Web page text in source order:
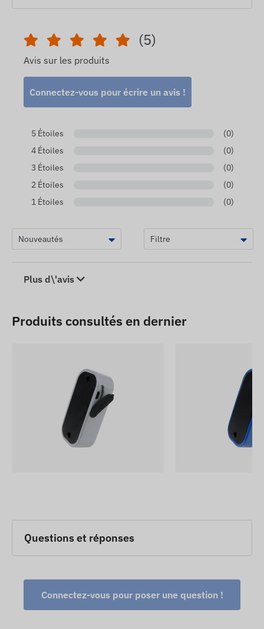
(5)
Avis sur les produits
Connectez-vous pour écrire un avis !
5 Étoiles
(0)
4 Étoiles
(0)
3 Étoiles
(0)
2 Étoiles
(0)
1 Étoiles
(0)
Plus d\'avis
Produits consultés en dernier
Questions et réponses
Connectez-vous pour poser une question !